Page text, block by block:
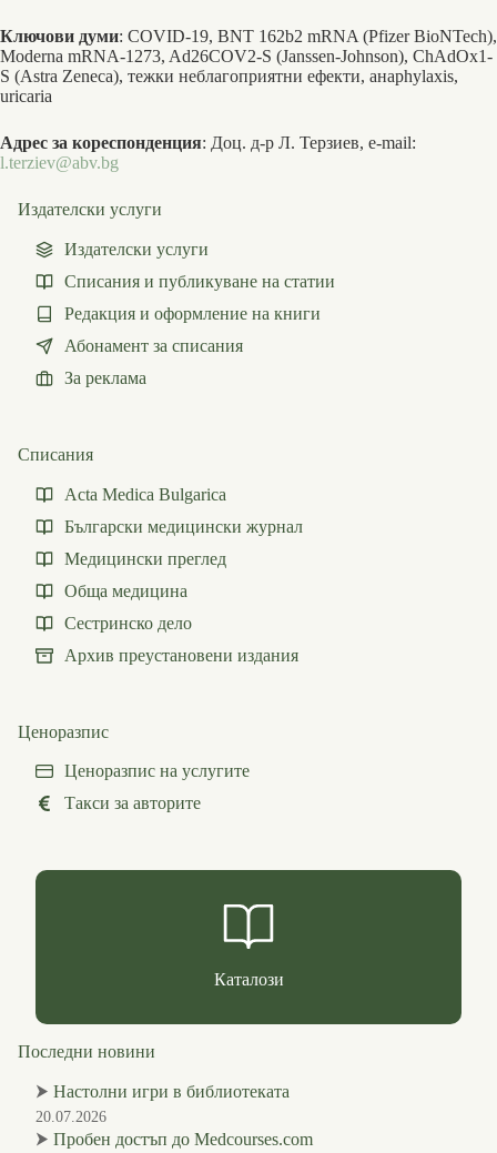
Ключови думи: COVID-19, BNT 162b2 mRNA (Pfizer BioNTech),
Moderna mRNA-1273, Ad26COV2-S (Janssen-Johnson), ChAdOx1-
S (Astra Zeneca), тежки неблагоприятни ефекти, анаphylaxis,
uricaria
Адрес за кореспонденция: Доц. д-р Л. Терзиев, e-mail:
l.terziev@abv.bg
Издателски услуги
Издателски услуги
Списания и публикуване на статии
Редакция и оформление на книги
Абонамент за списания
За реклама
Списания
Acta Medica Bulgarica
Български медицински журнал
Медицински преглед
Обща медицина
Сестринско дело
Архив преустановени издания
Ценоразпис
Ценоразпис на услугите
Такси за авторите
Каталози
Последни новини
⮞ Настолни игри в библиотеката
20.07.2026
⮞ Пробен достъп до Medcourses.com